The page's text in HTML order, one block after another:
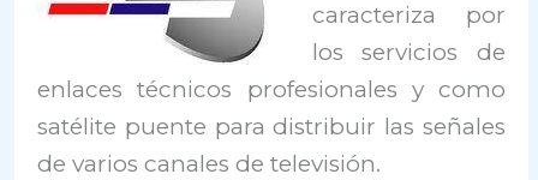
caracteriza por
los servicios de
enlaces técnicos profesionales y como
satélite puente para distribuir las señales
de varios canales de televisión.